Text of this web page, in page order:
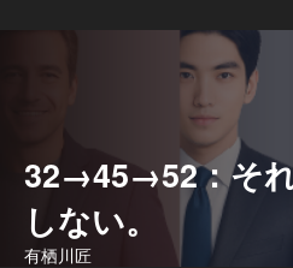
32→45→52：そ
しない。
有栖川匠